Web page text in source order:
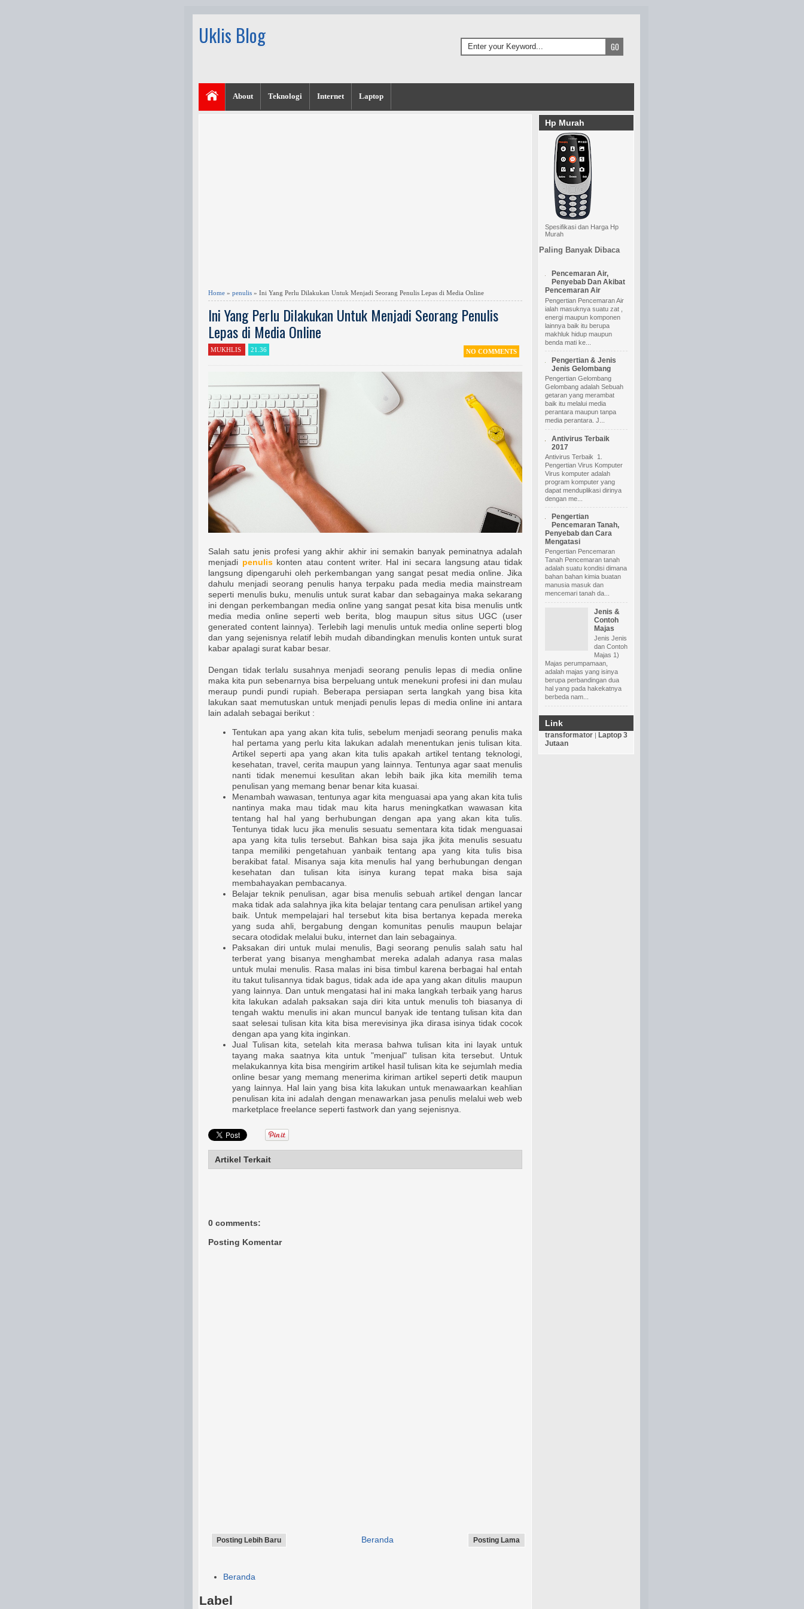
Uklis Blog
About Teknologi Internet Laptop
Home » penulis » Ini Yang Perlu Dilakukan Untuk Menjadi Seorang Penulis Lepas di Media Online
Ini Yang Perlu Dilakukan Untuk Menjadi Seorang Penulis
Lepas di Media Online
MUKHLIS 21.36 NO COMMENTS
Salah satu jenis profesi yang akhir akhir ini semakin banyak peminatnya adalah
menjadi penulis konten atau content writer. Hal ini secara langsung atau tidak
langsung dipengaruhi oleh perkembangan yang sangat pesat media online. Jika
dahulu menjadi seorang penulis hanya terpaku pada media media mainstream
seperti menulis buku, menulis untuk surat kabar dan sebagainya maka sekarang
ini dengan perkembangan media online yang sangat pesat kita bisa menulis untk
media media online seperti web berita, blog maupun situs situs UGC (user
generated content lainnya). Terlebih lagi menulis untuk media online seperti blog
dan yang sejenisnya relatif lebih mudah dibandingkan menulis konten untuk surat
kabar apalagi surat kabar besar.
Dengan tidak terlalu susahnya menjadi seorang penulis lepas di media online
maka kita pun sebenarnya bisa berpeluang untuk menekuni profesi ini dan mulau
meraup pundi pundi rupiah. Beberapa persiapan serta langkah yang bisa kita
lakukan saat memutuskan untuk menjadi penulis lepas di media online ini antara
lain adalah sebagai berikut :
Tentukan apa yang akan kita tulis, sebelum menjadi seorang penulis maka
hal pertama yang perlu kita lakukan adalah menentukan jenis tulisan kita.
Artikel seperti apa yang akan kita tulis apakah artikel tentang teknologi,
kesehatan, travel, cerita maupun yang lainnya. Tentunya agar saat menulis
nanti tidak menemui kesulitan akan lebih baik jika kita memilih tema
penulisan yang memang benar benar kita kuasai.
Menambah wawasan, tentunya agar kita menguasai apa yang akan kita tulis
nantinya maka mau tidak mau kita harus meningkatkan wawasan kita
tentang hal hal yang berhubungan dengan apa yang akan kita tulis.
Tentunya tidak lucu jika menulis sesuatu sementara kita tidak menguasai
apa yang kita tulis tersebut. Bahkan bisa saja jika jkita menulis sesuatu
tanpa memiliki pengetahuan yanbaik tentang apa yang kita tulis bisa
berakibat fatal. Misanya saja kita menulis hal yang berhubungan dengan
kesehatan dan tulisan kita isinya kurang tepat maka bisa saja
membahayakan pembacanya.
Belajar teknik penulisan, agar bisa menulis sebuah artikel dengan lancar
maka tidak ada salahnya jika kita belajar tentang cara penulisan artikel yang
baik. Untuk mempelajari hal tersebut kita bisa bertanya kepada mereka
yang suda ahli, bergabung dengan komunitas penulis maupun belajar
secara otodidak melalui buku, internet dan lain sebagainya.
Paksakan diri untuk mulai menulis, Bagi seorang penulis salah satu hal
terberat yang bisanya menghambat mereka adalah adanya rasa malas
untuk mulai menulis. Rasa malas ini bisa timbul karena berbagai hal entah
itu takut tulisannya tidak bagus, tidak ada ide apa yang akan ditulis maupun
yang lainnya. Dan untuk mengatasi hal ini maka langkah terbaik yang harus
kita lakukan adalah paksakan saja diri kita untuk menulis toh biasanya di
tengah waktu menulis ini akan muncul banyak ide tentang tulisan kita dan
saat selesai tulisan kita kita bisa merevisinya jika dirasa isinya tidak cocok
dengan apa yang kita inginkan.
Jual Tulisan kita, setelah kita merasa bahwa tulisan kita ini layak untuk
tayang maka saatnya kita untuk "menjual" tulisan kita tersebut. Untuk
melakukannya kita bisa mengirim artikel hasil tulisan kita ke sejumlah media
online besar yang memang menerima kiriman artikel seperti detik maupun
yang lainnya. Hal lain yang bisa kita lakukan untuk menawaarkan keahlian
penulisan kita ini adalah dengan menawarkan jasa penulis melalui web web
marketplace freelance seperti fastwork dan yang sejenisnya.
Artikel Terkait
0 comments:
Posting Komentar
Posting Lebih Baru Posting Lama
Beranda
Beranda
Label
Hp Murah
Spesifikasi dan Harga Hp
Murah
Paling Banyak Dibaca
Pencemaran Air,
Penyebab Dan Akibat
Pencemaran Air
Pengertian Pencemaran Air
ialah masuknya suatu zat ,
energi maupun komponen
lainnya baik itu berupa
makhluk hidup maupun
benda mati ke...
Pengertian & Jenis
Jenis Gelombang
Pengertian Gelombang
Gelombang adalah Sebuah
getaran yang merambat
baik itu melalui media
perantara maupun tanpa
media perantara. J...
Antivirus Terbaik
2017
Antivirus Terbaik 1.
Pengertian Virus Komputer
Virus komputer adalah
program komputer yang
dapat menduplikasi dirinya
dengan me...
Pengertian
Pencemaran Tanah,
Penyebab dan Cara
Mengatasi
Pengertian Pencemaran
Tanah Pencemaran tanah
adalah suatu kondisi dimana
bahan bahan kimia buatan
manusia masuk dan
mencemari tanah da...
Jenis &
Contoh
Majas
Jenis Jenis
dan Contoh
Majas 1)
Majas perumpamaan,
adalah majas yang isinya
berupa perbandingan dua
hal yang pada hakekatnya
berbeda nam...
Link
transformator | Laptop 3
Jutaan